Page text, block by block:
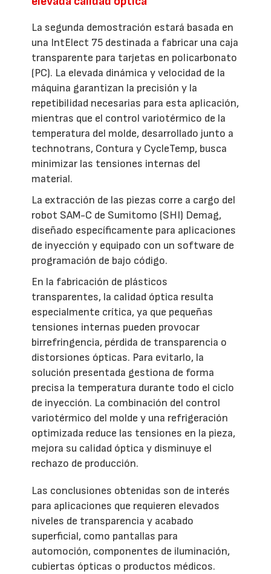
La segunda demostración estará basada en
una IntElect 75 destinada a fabricar una caja
transparente para tarjetas en policarbonato
(PC). La elevada dinámica y velocidad de la
máquina garantizan la precisión y la
repetibilidad necesarias para esta aplicación,
mientras que el control variotérmico de la
temperatura del molde, desarrollado junto a
technotrans, Contura y CycleTemp, busca
minimizar las tensiones internas del
material.
La extracción de las piezas corre a cargo del
robot SAM-C de Sumitomo (SHI) Demag,
diseñado específicamente para aplicaciones
de inyección y equipado con un software de
programación de bajo código.
En la fabricación de plásticos
transparentes, la calidad óptica resulta
especialmente crítica, ya que pequeñas
tensiones internas pueden provocar
birrefringencia, pérdida de transparencia o
distorsiones ópticas. Para evitarlo, la
solución presentada gestiona de forma
precisa la temperatura durante todo el ciclo
de inyección. La combinación del control
variotérmico del molde y una refrigeración
optimizada reduce las tensiones en la pieza,
mejora su calidad óptica y disminuye el
rechazo de producción.
Las conclusiones obtenidas son de interés
para aplicaciones que requieren elevados
niveles de transparencia y acabado
superficial, como pantallas para
automoción, componentes de iluminación,
cubiertas ópticas o productos médicos.